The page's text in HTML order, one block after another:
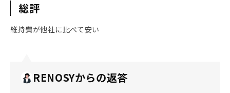
総評
維持費が他社に比べて安い
RENOSYからの返答